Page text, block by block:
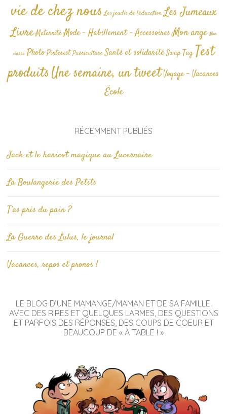
vie de chez nous Les jeudis de l'éducation Les Jumeaux
Livre Maternité Mode - Habillement - AccessoiresMon ange Non
classé Photo Pinterest Puériculture Santé et solidarité Swap TagTest
produitsUne semaine, un tweetVoyage - Vacances
École
RÉCEMMENT PUBLIÉS
Jack et le haricot magique au Lucernaire
La Boulangerie des Petits
T’as pris du pain ?
La Guerre des Lulus, le journal
Vacances, repos et pronos !
LE BLOG D’UNE MAMANGE/MAMAN ET DE SA FAMILLE.
AVEC DES RIRES ET QUELQUES LARMES, DES QUESTIONS
ET PARFOIS DES RÉPONSES, DES COUPS DE COEUR ET
BEAUCOUP DE « À TABLE ! »